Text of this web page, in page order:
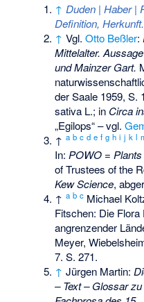
↑ Duden | Haber |
Definition, Herkunft.
↑ Vgl.Otto Beßler:
Mittelalter.
und Mainzer Gart.
der Saale 1959, S.
sativa L.; in Circa
„Egilops“ – vgl.
↑a b c d e f g h i j k l
In: POWO =
of Trustees of the
Kew Science,
↑a b c Michael
Fitschen: Die
angrenzender
Meyer,
7. S. 271.
↑ Jürgen Martin:
– Text – Glossar